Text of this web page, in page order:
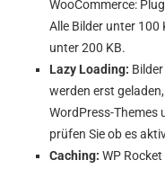
WooCommerce:
Alle Bilder unter
unter 200 KB.
Lazy Loading:
werden erst
WordPress-
prüfen Sie ob es
Caching: WP